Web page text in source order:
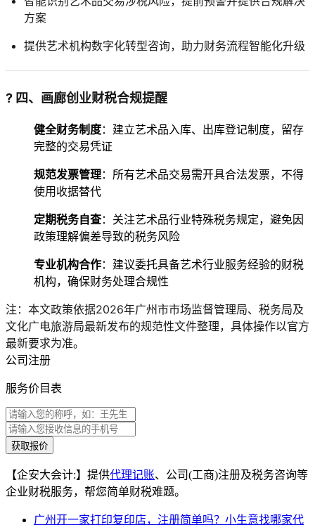
方案
提供艺术机构数字化转型咨询，助力财务流程智能化升级
? 四、画廊创业财税合规提醒
健全财务制度：建立艺术品入库、出库登记制度，留存
完整的交易凭证
规范发票管理：所有艺术品交易需开具合法发票，不得
使用收据替代
定期税务自查：关注艺术品行业特殊税务规定，避免因
政策理解偏差导致的税务风险
专业机构合作：建议委托具备艺术行业服务经验的财税
机构，确保财务处理合规性
注：本文政策依据2026年广州市市场监督管理局、税务局及
文化广电旅游局最新发布的规范性文件整理，具体操作以官方
最新要求为准。
公司注册
服务价目表
获取报价
【企安大会计:】提供代理记账、公司(工商)注册及税务咨询等
企业财税服务，帮您简单财税难题。
广州开一家打印复印店，注册简单吗？小生意找哪家代